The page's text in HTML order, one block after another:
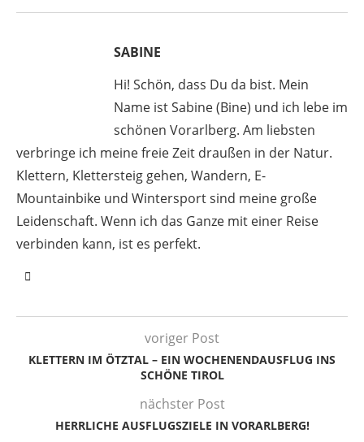
SABINE
Hi! Schön, dass Du da bist. Mein
Name ist Sabine (Bine) und ich lebe im
schönen Vorarlberg. Am liebsten
verbringe ich meine freie Zeit draußen in der Natur.
Klettern, Klettersteig gehen, Wandern, E-
Mountainbike und Wintersport sind meine große
Leidenschaft. Wenn ich das Ganze mit einer Reise
verbinden kann, ist es perfekt.
voriger Post
KLETTERN IM ÖTZTAL – EIN WOCHENENDAUSFLUG INS
SCHÖNE TIROL
nächster Post
HERRLICHE AUSFLUGSZIELE IN VORARLBERG!